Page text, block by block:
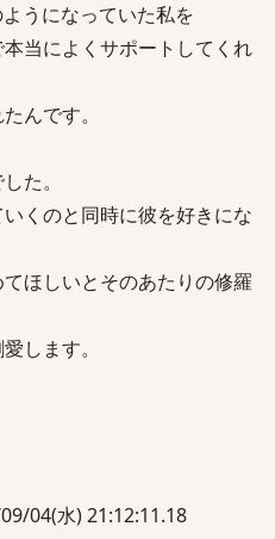
うになっていた私を
当によくサポートしてくれ
んです。
た。
くのと同時に彼を好きにな
ほしいとそのあたりの修羅
します。
04(水) 21:12:11.18